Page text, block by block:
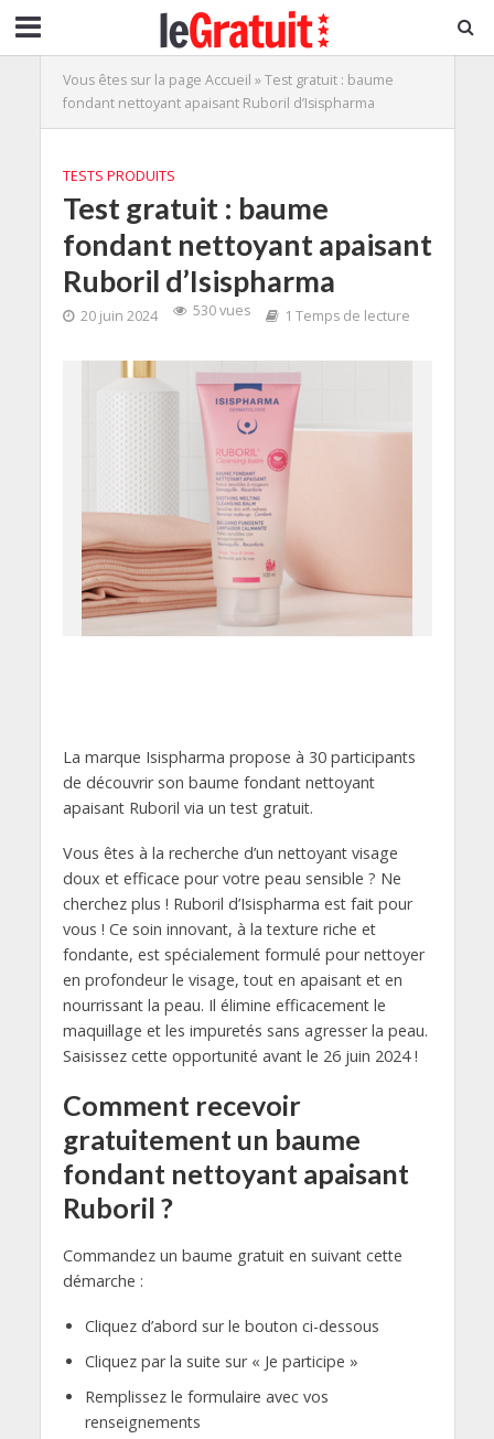
Vous êtes sur la page Accueil »Test gratuit : baume
fondant nettoyant apaisant Ruboril d’Isispharma
TESTS PRODUITS
Test gratuit : baume
fondant nettoyant apaisant
Ruboril d’Isispharma
20 juin 2024 530 vues 1 Temps de lecture
La marque Isispharma propose à 30 participants
de découvrir son baume fondant nettoyant
apaisant Ruboril via un test gratuit.
Vous êtes à la recherche d’un nettoyant visage
doux et efficace pour votre peau sensible ? Ne
cherchez plus ! Ruboril d’Isispharma est fait pour
vous ! Ce soin innovant, à la texture riche et
fondante, est spécialement formulé pour nettoyer
en profondeur le visage, tout en apaisant et en
nourrissant la peau. Il élimine efficacement le
maquillage et les impuretés sans agresser la peau.
Saisissez cette opportunité avant le 26 juin 2024 !
Comment recevoir
gratuitement un baume
fondant nettoyant apaisant
Ruboril ?
Commandez un baume gratuit en suivant cette
démarche :
Cliquez d’abord sur le bouton ci-dessous
Cliquez par la suite sur « Je participe »
Remplissez le formulaire avec vos
renseignements